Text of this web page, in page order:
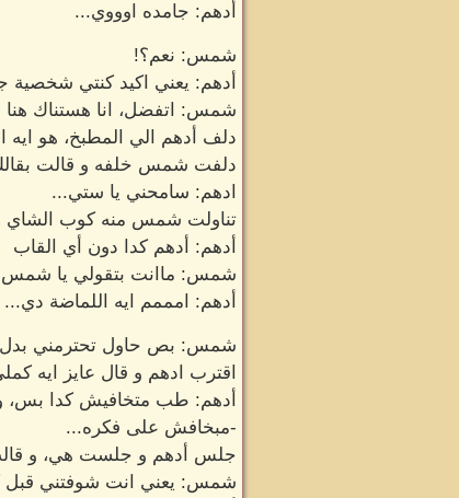
أدهم: جامده اوووي...
شمس: نعم؟!
أدهم: يعني اكيد كنتي
شمس: اتفضل، انا هستناك هنا
دلف أدهم الي المطبخ، هو ايه
دلفت شمس خلفه و قالت
ادهم: سامحني يا ستي...
تناولت شمس منه كوب الشاي
أدهم: أدهم كدا دون أي القاب
شمس: ماانت بتقولي يا شمس
أدهم: امممم ايه اللماضة دي...
شمس: بص حاول تحترمني بدل
اقترب ادهم و قال عايز ايه
أدهم: طب متخافيش كدا بس،
-مبخافش على فكره...
جلس أدهم و جلست هي، و قالت
شمس: يعني انت شوفتني قبل